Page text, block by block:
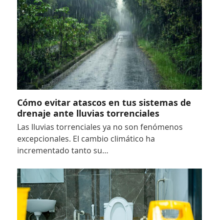
Cómo evitar atascos en tus sistemas de
drenaje ante lluvias torrenciales
Las lluvias torrenciales ya no son fenómenos
excepcionales. El cambio climático ha
incrementado tanto su…